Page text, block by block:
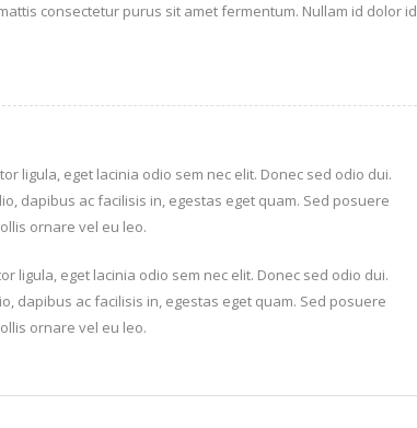
consectetur purus sit amet fermentum. Nullam id dolor id
ligula, eget lacinia odio sem nec elit. Donec sed odio dui.
dapibus ac facilisis in, egestas eget quam. Sed posuere
ornare vel eu leo.
ligula, eget lacinia odio sem nec elit. Donec sed odio dui.
dapibus ac facilisis in, egestas eget quam. Sed posuere
ornare vel eu leo.